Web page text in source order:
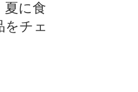
夏に食
をチェ